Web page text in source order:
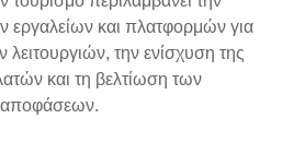
εργαλείων και πλατφορμών για
την ενίσχυση της
και τη βελτίωση των
αποφάσεων.